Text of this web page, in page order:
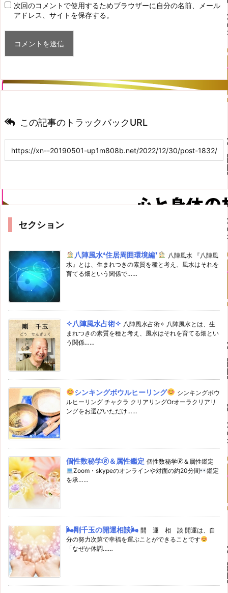
次回のコメントで使用するためブラウザーに自分の名前、メール
アドレス、サイトを保存する。
この記事のトラックバックURL
セクション
八陣風水❛住居周囲環境編❜
八陣風水 『八陣風
水』とは、生まれつきの素質を種と考え、風水はそれを
育てる畑という関係で……
✧八陣風水占術✧ 八陣風水占術✧ 八陣風水とは、生
まれつきの素質を種と考え、風水はそれを育てる畑とい
う関係……
シンキングボウルヒーリング
シンキングボウ
ルヒーリング チャクラ クリアリングOrオーラクリアリ
ングをお選びいただけ……
個性数秘学🄬＆属性鑑定 個性数秘学🄬＆属性鑑定
Zoom・skypeのオンラインや対面の約20分間
鑑定
を承……
🌬剛千玉の開運相談🌬 開 運 相 談 開運は、自
分の努力次第で幸福を運ぶことができることです
「なぜか体調……